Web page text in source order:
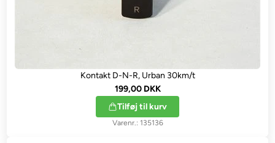
Kontakt D-N-R, Urban 30km/t
199,00 DKK
Tilføj til kurv
135136